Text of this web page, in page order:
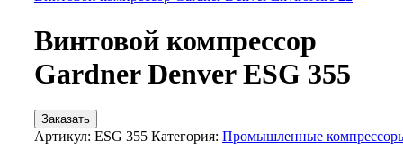
Винтовой компрессор
Gardner Denver ESG 355
Заказать
Артикул: ESG 355 Категория: Промышленные